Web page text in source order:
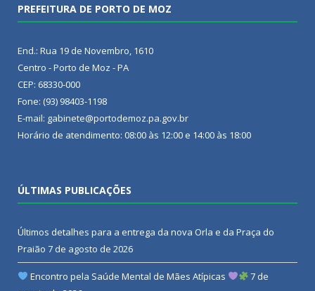
PREFEITURA DE PORTO DE MOZ
End.: Rua 19 de Novembro, 1610
Centro - Porto de Moz - PA
CEP: 68330-000
Fone: (93) 98403-1198
E-mail: gabinete@portodemoz.pa.gov.br
Horário de atendimento: 08:00 às 12:00 e 14:00 às 18:00
ÚLTIMAS PUBLICAÇÕES
Últimos detalhes para a entrega da nova Orla e da Praça do
Praião 7 de agosto de 2026
Encontro pela Saúde Mental de Mães Atípicas
7 de